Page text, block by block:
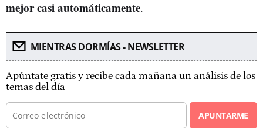
mejor casi automáticamente.
MIENTRAS DORMÍAS - NEWSLETTER
Apúntate gratis y recibe cada mañana un análisis de los
temas del día
APUNTARME